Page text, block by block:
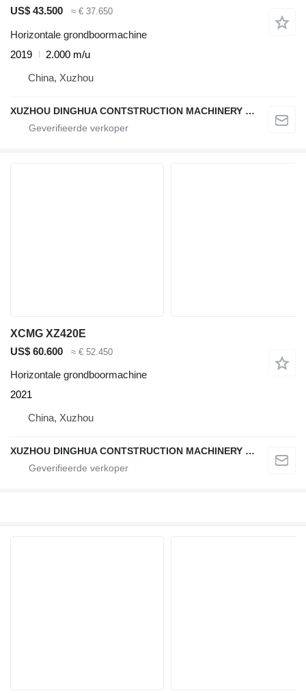
US$ 43.500
≈ € 37.650
Horizontale grondboormachine
2019
2.000 m/u
China, Xuzhou
XUZHOU DINGHUA CONTSTRUCTION MACHINERY CO., LTD.
XCMG XZ420E
US$ 60.600
≈ € 52.450
Horizontale grondboormachine
2021
China, Xuzhou
XUZHOU DINGHUA CONTSTRUCTION MACHINERY CO., LTD.